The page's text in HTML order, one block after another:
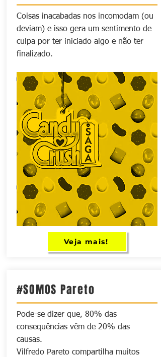
Coisas inacabadas nos incomodam (ou
deviam) e isso gera um sentimento de
culpa por ter iniciado algo e não ter
finalizado.
Veja mais!
#SOMOS Pareto
Pode-se dizer que, 80% das
consequências vêm de 20% das
causas.
Vilfredo Pareto compartilha muitos